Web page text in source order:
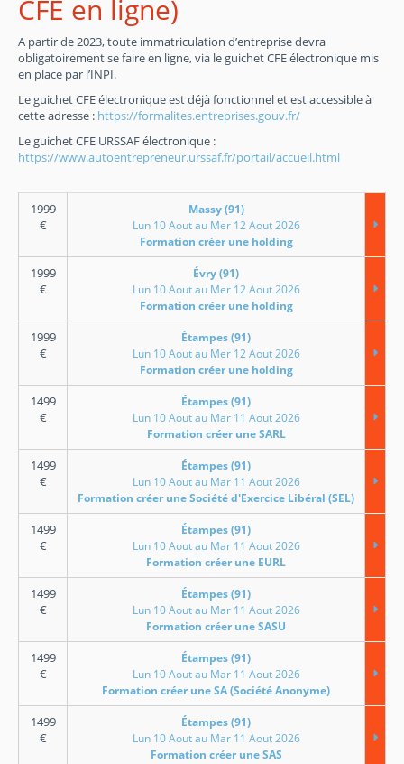
CFE en ligne)
A partir de 2023, toute immatriculation d’entreprise devra
obligatoirement se faire en ligne, via le guichet CFE électronique mis
en place par l’INPI.
Le guichet CFE électronique est déjà fonctionnel et est accessible à
cette adresse : https://formalites.entreprises.gouv.fr/
Le guichet CFE URSSAF électronique :
https://www.autoentrepreneur.urssaf.fr/portail/accueil.html
1999
€
Massy (91)
Lun 10 Aout au Mer 12 Aout 2026
Formation créer une holding
1999
€
Évry (91)
Lun 10 Aout au Mer 12 Aout 2026
Formation créer une holding
1999
€
Étampes (91)
Lun 10 Aout au Mer 12 Aout 2026
Formation créer une holding
1499
€
Étampes (91)
Lun 10 Aout au Mar 11 Aout 2026
Formation créer une SARL
1499
€
Étampes (91)
Lun 10 Aout au Mar 11 Aout 2026
Formation créer une Société d'Exercice Libéral (SEL)
1499
€
Étampes (91)
Lun 10 Aout au Mar 11 Aout 2026
Formation créer une EURL
1499
€
Étampes (91)
Lun 10 Aout au Mar 11 Aout 2026
Formation créer une SASU
1499
€
Étampes (91)
Lun 10 Aout au Mar 11 Aout 2026
Formation créer une SA (Société Anonyme)
1499
€
Étampes (91)
Lun 10 Aout au Mar 11 Aout 2026
Formation créer une SAS